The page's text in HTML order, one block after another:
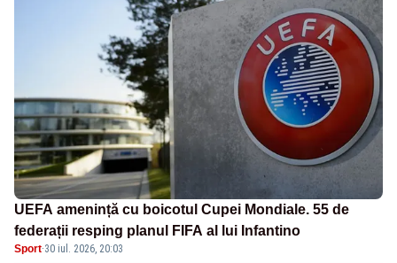
UEFA amenință cu boicotul Cupei Mondiale. 55 de
federații resping planul FIFA al lui Infantino
Sport·30 iul. 2026, 20:03